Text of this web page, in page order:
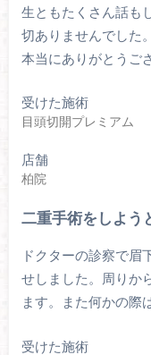
生ともたくさん話も
切ありませんでした
本当にありがとうご
受けた施術
目頭切開プレミアム
店舗
柏院
二重手術をしよう
ドクターの診察で眉
せしました。周りか
ます。また何かの際
受けた施術